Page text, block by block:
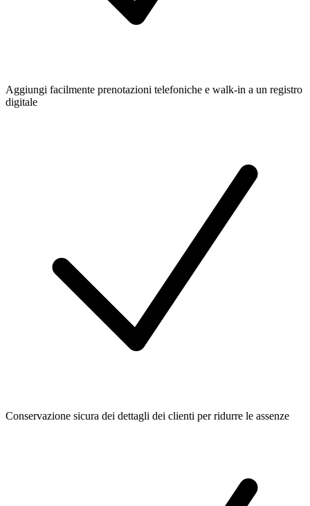
Aggiungi facilmente prenotazioni telefoniche e walk-in a un registro
digitale
Conservazione sicura dei dettagli dei clienti per ridurre le assenze